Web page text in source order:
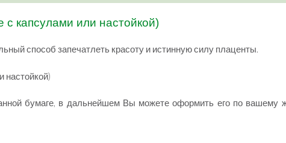
с капсулами или настойкой)
способ запечатлеть красоту и истинную силу плаценты.
настойкой)
бумаге, в дальнейшем Вы можете оформить его по вашему